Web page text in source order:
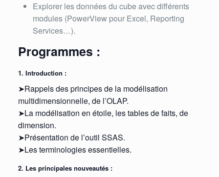
Explorer les données du cube avec différents
modules (PowerView pour Excel, Reporting
Services…).
Programmes :
1. Introduction :
➤Rappels des principes de la modélisation
multidimensionnelle, de l’OLAP.
➤La modélisation en étoile, les tables de faits, de
dimension.
➤Présentation de l’outil SSAS.
➤Les terminologies essentielles.
2. Les principales nouveautés :